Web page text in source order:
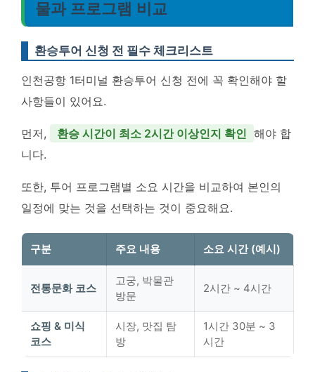
물과 프로그램 비교
환승투어 신청 전 필수 체크리스트
인천공항 1터미널 환승투어 신청 전에 꼭 확인해야 할
사항들이 있어요.
먼저, 환승 시간이 최소 2시간 이상인지 확인 해야 합
니다.
또한, 투어 프로그램별 소요 시간을 비교하여 본인의
일정에 맞는 것을 선택하는 것이 중요해요.
구분 주요 내용 소요 시간 (예시)
전통문화 코스
고궁, 박물관
방문
2시간 ~ 4시간
쇼핑 & 미식
코스
시장, 맛집 탐
방
1시간 30분 ~ 3
시간